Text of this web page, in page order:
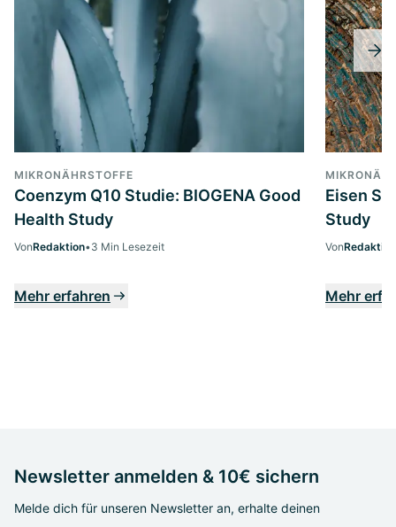
MIKRONÄHRSTOFFE
Coenzym Q10 Studie: BIOGENA Good
Health Study
VonRedaktion•3 Min Lesezeit
Mehr erfahren
Eisen
Study
VonRedaktion
Mehr
Newsletter anmelden & 10€ sichern
Melde dich für unseren Newsletter an, erhalte deinen